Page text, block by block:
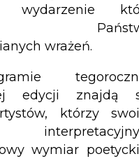
wydarzenie
wrażeń.
edycji znajdą
którzy
wymiar